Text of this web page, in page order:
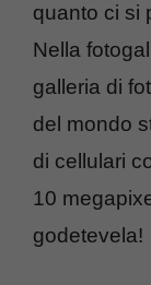
quanto ci si
Nella
galleria di
del mondo
di cellulari
10
godetevela!